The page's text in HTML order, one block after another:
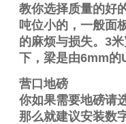
教你选择质量的好
吨位小的，一般面
的麻烦与损失。 3
下，梁是由6mm的
营口地磅
你如果需要地磅请
那么就建议安装数